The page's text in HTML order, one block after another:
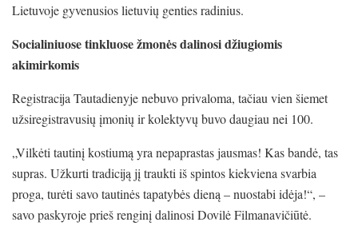
Lietuvoje gyvenusios lietuvių genties radinius.
Socialiniuose tinkluose žmonės dalinosi džiugiomis
akimirkomis
Registracija Tautadienyje nebuvo privaloma, tačiau vien šiemet
užsiregistravusių įmonių ir kolektyvų buvo daugiau nei 100.
„Vilkėti tautinį kostiumą yra nepaprastas jausmas! Kas bandė, tas
supras. Užkurti tradiciją jį traukti iš spintos kiekviena svarbia
proga, turėti savo tautinės tapatybės dieną – nuostabi idėja!“, –
savo paskyroje prieš renginį dalinosi Dovilė Filmanavičiūtė.